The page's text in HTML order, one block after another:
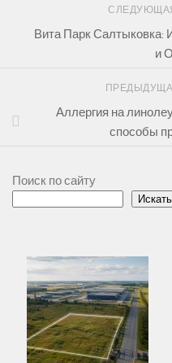
Вита Парк
и
Аллергия на
способы
Поиск по сайту
Искать